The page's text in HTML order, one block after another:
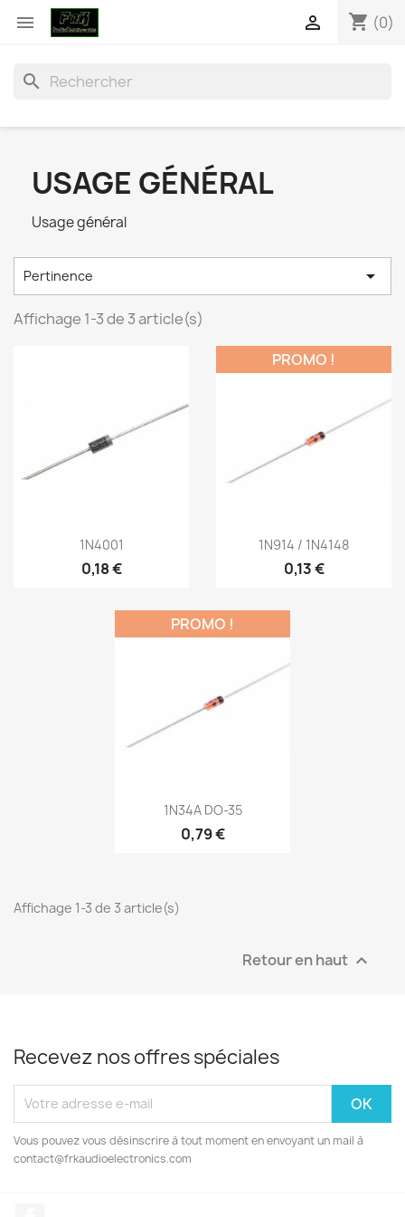
 shopping_cart (0)

search
USAGE GÉNÉRAL
Usage général
Pertinence 
Affichage 1-3 de 3 article(s)
1N4001
0,18 €
1N914 / 1N4148
0,13 €
PROMO !
1N34A DO-35
0,79 €
PROMO !
Affichage 1-3 de 3 article(s)
Retour en haut 
Recevez nos offres spéciales
Vous pouvez vous désinscrire à tout moment en envoyant un mail à
contact@frkaudioelectronics.com